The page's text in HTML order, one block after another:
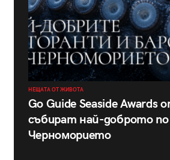
НЕЩАТА ОТ ЖИВОТА
Go Guide Seaside Awards
събират най-доброто по
Черноморието